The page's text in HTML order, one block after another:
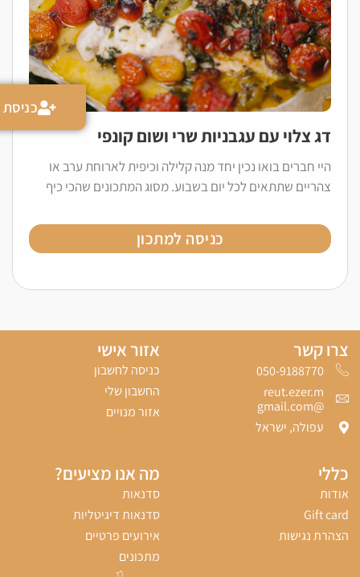
דג צלוי עם עגבניות שרי ושום קונפי
היי חברים בואו נכין יחד מנה קלילה וכיפית לארוחת ערב או
צהריים שתתאים לכל יום בשבוע. מסוג המתכונים שהכי כיף
כניסה למתכון
צרו קשר
050-9188770‬
reut.ezer.m
@gmail.com
עפולה, ישראל
אזור אישי
כניסה לחשבון
החשבון שלי
אזור מנויים
כללי
אודות
Gift card
הצהרת נגישות
מה אנו מציעים?
סדנאות
סדנאות דיגיטליות
אירועים פרטיים
מתכונים
כניסת